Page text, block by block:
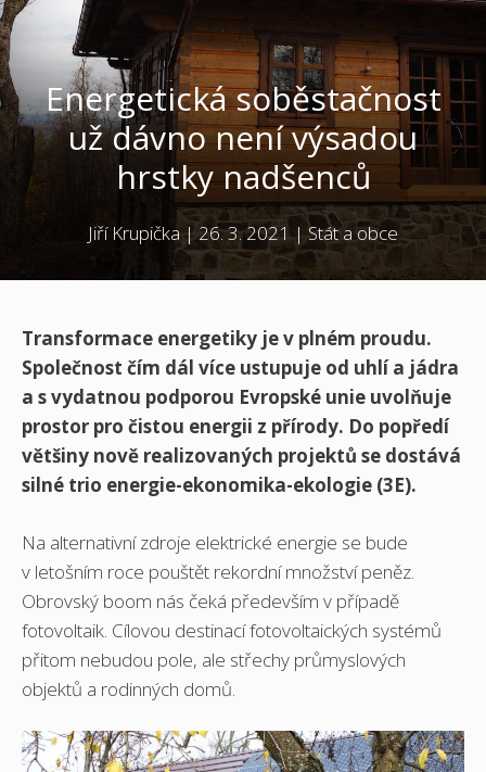
Energetická soběstačnost
už dávno není výsadou
hrstky nadšenců
Jiří Krupička |26. 3. 2021|Stát a obce
Transformace energetiky je v plném proudu.
Společnost čím dál více ustupuje od uhlí a jádra
a s vydatnou podporou Evropské unie uvolňuje
prostor pro čistou energii z přírody. Do popředí
většiny nově realizovaných projektů se dostává
silné trio energie-ekonomika-ekologie (3E).
Na alternativní zdroje elektrické energie se bude
v letošním roce pouštět rekordní množství peněz.
Obrovský boom nás čeká především v případě
fotovoltaik. Cílovou destinací fotovoltaických systémů
přitom nebudou pole, ale střechy průmyslových
objektů a rodinných domů.